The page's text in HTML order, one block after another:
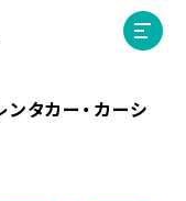
ンタカー・カーシ